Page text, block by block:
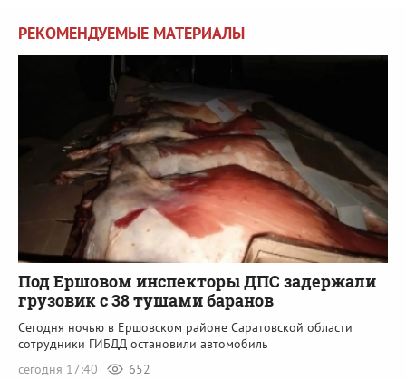
РЕКОМЕНДУЕМЫЕ МАТЕРИАЛЫ
Под Ершовом инспекторы ДПС задержали
грузовик с 38 тушами баранов
Сегодня ночью в Ершовском районе Саратовской области
сотрудники ГИБДД остановили автомобиль
сегодня 17:40
652